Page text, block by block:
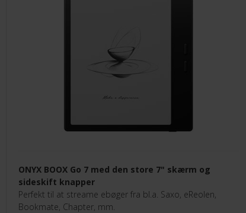
ONYX BOOX Go 7 med den store 7" skærm og
sideskift knapper
Perfekt til at streame ebøger fra bl.a. Saxo, eReolen,
Bookmate, Chapter, mm.